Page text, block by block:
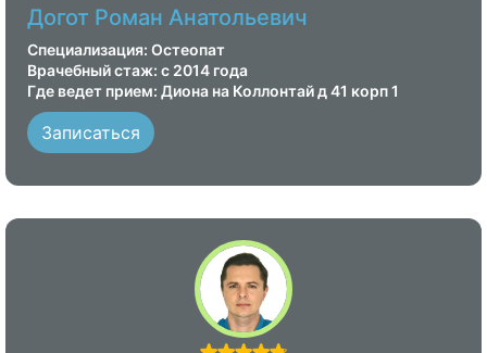
Догот Роман Анатольевич
Специализация: Остеопат
Врачебный стаж: с 2014 года
Где ведет прием: Диона на Коллонтай д 41 корп 1
Записаться